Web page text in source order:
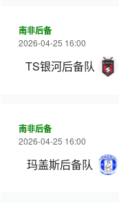
南非后备
2026-04-25 16:00
TS银河后备队
南非后备
2026-04-25 16:00
玛盖斯后备队